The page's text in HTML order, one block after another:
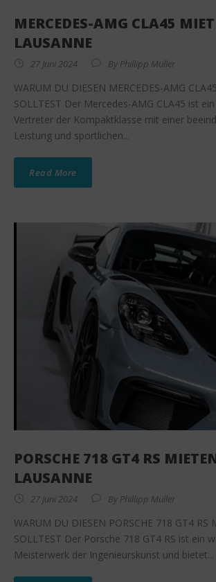
MERCEDES-AMG CLA45
LAUSANNE
27 Juni 2024 By Phillipp Müller
WARUM DU DIESEN MERCEDES-AMG
SOLLTEST Der Mercedes-AMG CLA45 ist
Vertreter der Kompaktklasse mit einer
Leistung und sportlichen...
Read More
PORSCHE 718 GT4 RS
LAUSANNE
27 Juni 2024 By Phillipp Müller
WARUM DU DIESEN PORSCHE 718 GT4 RS
SOLLTEST Der Porsche 718 GT4 RS ist ein
Meisterwerk der Ingenieurskunst und bietet...